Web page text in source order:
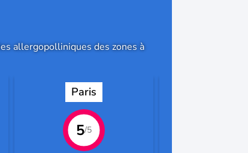
allergopolliniques des zones à
Paris
5/5